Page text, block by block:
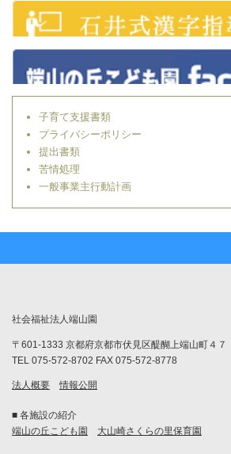
子育て支援書類
プライバシーポリシー
提出書類
苦情処理
一般事業主行動計画
社会福祉法人端山園
〒601-1333 京都府京都市伏見区醍醐上端山町４７
TEL 075-572-8702 FAX 075-572-8778
法人概要 情報公開
■ 各施設の紹介
端山の丘こども園
大山崎さくらの里保育園